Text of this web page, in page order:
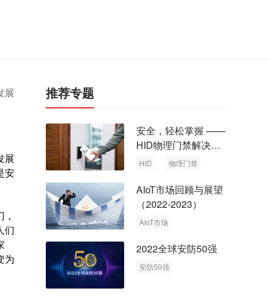
展
展
安
们
为
推荐专题
安全，轻松掌握 ——
HID物理门禁解决方
案，启动智慧安全新
HID 物理门禁
AIoT市场回顾与展望
（2022-2023）
AIoT市场
2022全球安防50强
安防50强